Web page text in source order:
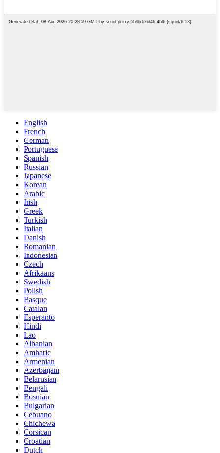
English
French
German
Portuguese
Spanish
Russian
Japanese
Korean
Arabic
Irish
Greek
Turkish
Italian
Danish
Romanian
Indonesian
Czech
Afrikaans
Swedish
Polish
Basque
Catalan
Esperanto
Hindi
Lao
Albanian
Amharic
Armenian
Azerbaijani
Belarusian
Bengali
Bosnian
Bulgarian
Cebuano
Chichewa
Corsican
Croatian
Dutch